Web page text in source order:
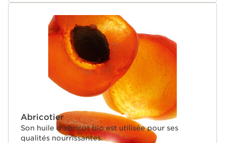
Abricotier
Son huile d'abricot bio est utilisée pour ses
qualités nourrissantes.